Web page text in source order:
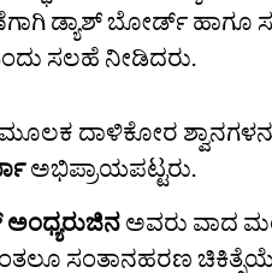
ಡ್ಯಾಶ್‌ ಬೋರ್ಡ್‌ ಹಾಗೂ
ಸಲಹೆ ನೀಡಿದರು.
ಮೂಲಕ ದಾಳಿಕೋರ
ಅಭಿಪ್ರಾಯಪಟ್ಟರು.
ಅವರು ವಾದ
ಸಂತಾನಹರಣ